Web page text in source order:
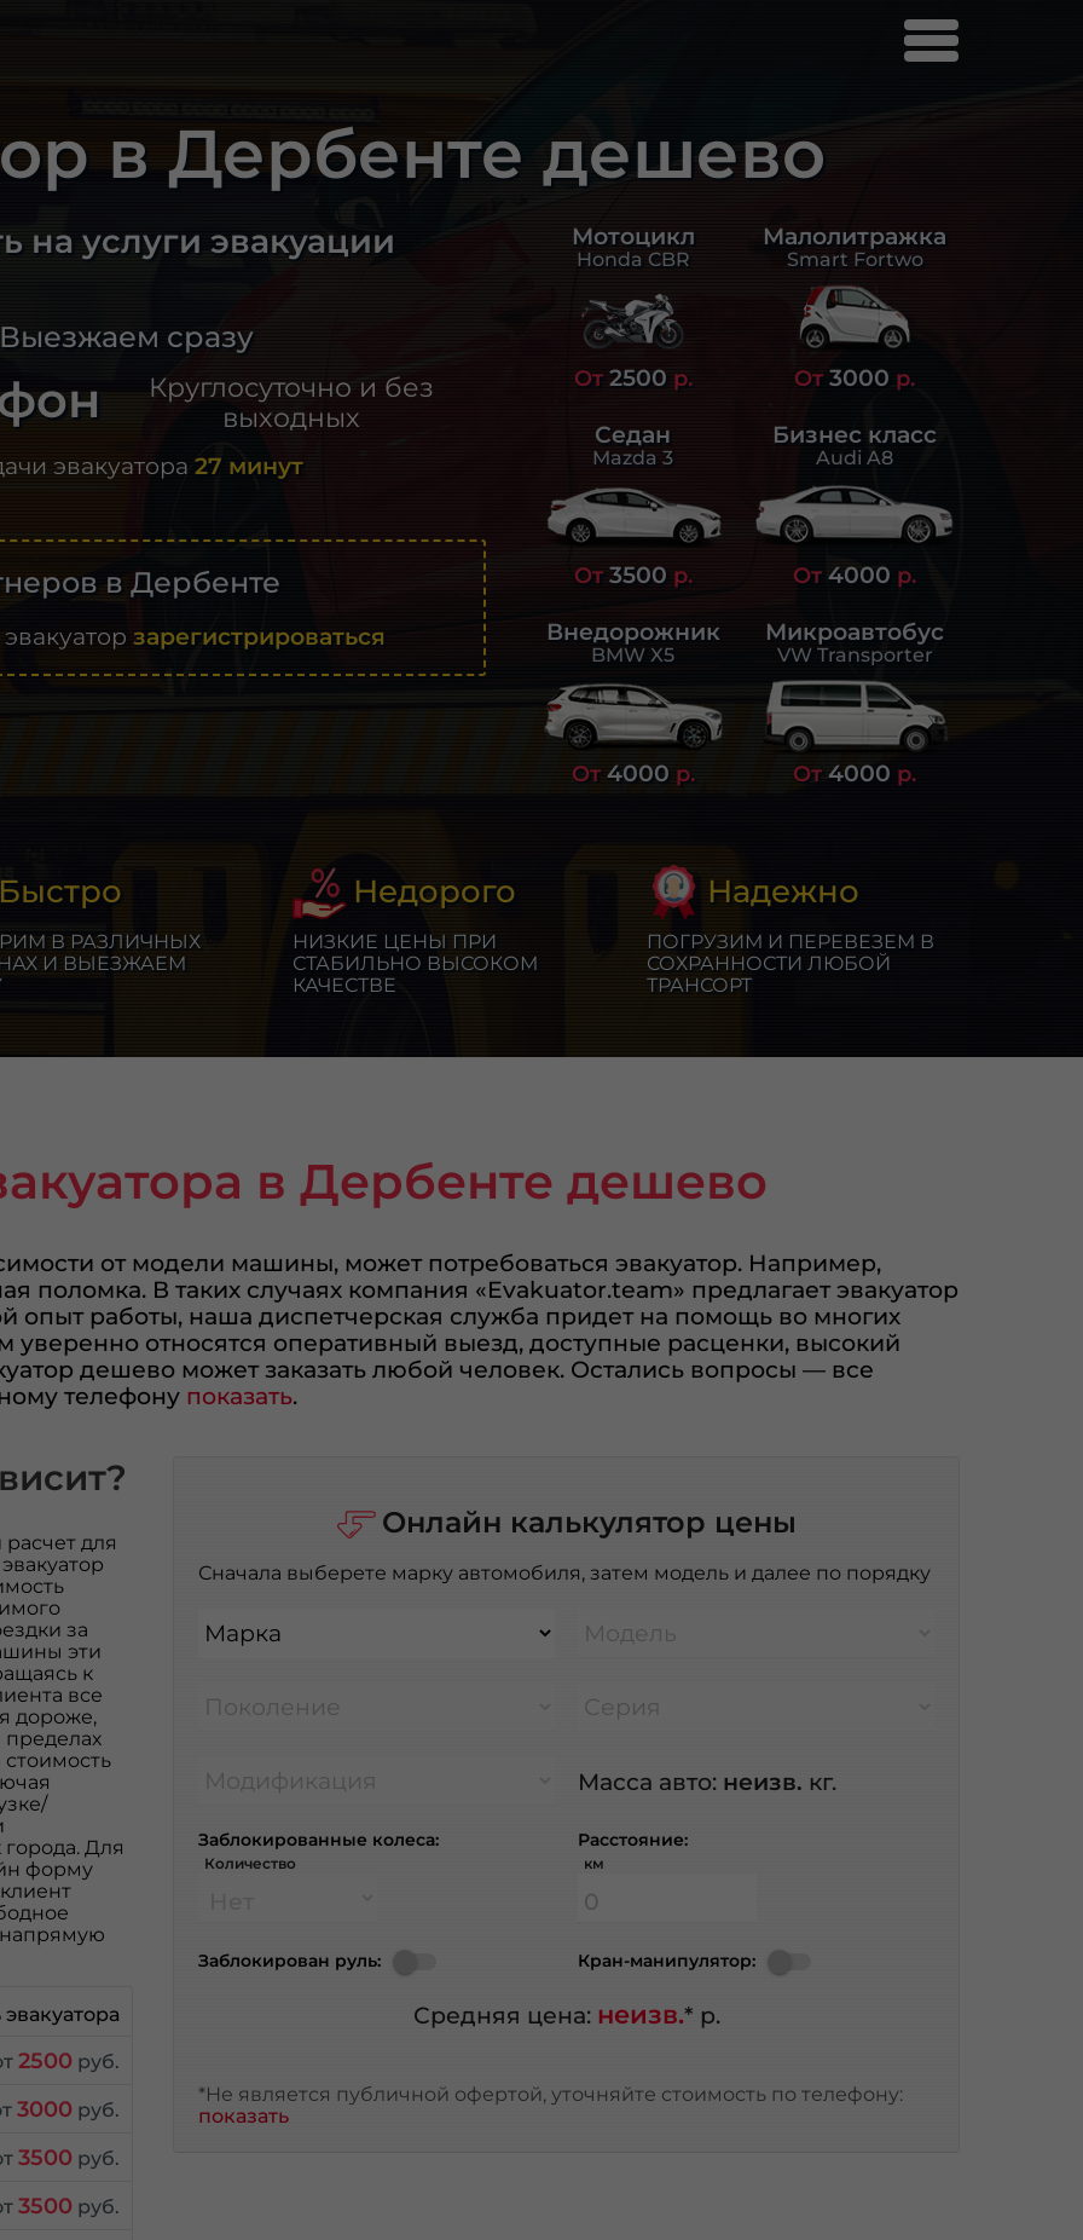
в Дербенте дешево
на услуги эвакуации
сразу
Круглосуточно и без
выходных
эвакуатора27 минут
в Дербенте
зарегистрироваться
Мотоцикл
Honda CBR
От 2500 р.
Малолитражка
Smart Fortwo
От3000 р.
Седан
Mazda 3
От 3500 р.
Бизнес класс
Audi A8
От4000 р.
Внедорожник
BMW X5
От 4000 р.
Микроавтобус
VW Transporter
От4000 р.
Быстро
В РАЗЛИЧНЫХ
И ВЫЕЗЖАЕМ
Недорого
НИЗКИЕ ЦЕНЫ ПРИ
СТАБИЛЬНО ВЫСОКОМ
КАЧЕСТВЕ
Надежно
ПОГРУЗИМ И ПЕРЕВЕЗЕМ В
СОХРАННОСТИ ЛЮБОЙ
ТРАНСОРТ
в Дербенте дешево
от модели машины, может потребоваться эвакуатор. Например,
поломка. В таких случаях компания «Evakuator.team» предлагает эвакуатор
работы, наша диспетчерская служба придет на помощь во многих
уверенно относятся оперативный выезд, доступные расценки, высокий
дешево может заказать любой человек. Остались вопросы — все
телефону показать.
для
за
эти
к
все
дороже,
Для
форму
2500руб.
3000руб.
3500руб.
3500руб.
Онлайн калькулятор цены
Сначала выберете марку автомобиля, затем модель и далее по порядку
Марка Модель
Поколение Серия
Модификация Масса авто: неизв. кг.
Заблокированные колеса:
Количество
Расстояние:
км
Заблокирован руль: Кран-манипулятор:
Средняя цена: неизв.* р.
*Не является публичной офертой, уточняйте стоимость по телефону:
показать